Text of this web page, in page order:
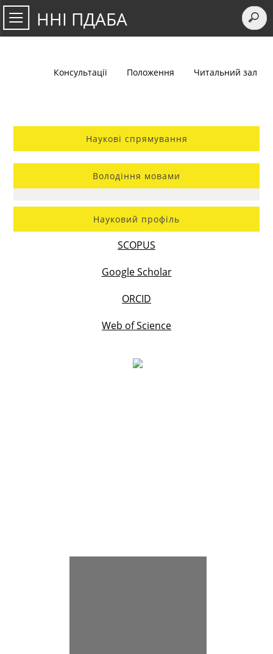
ННІ ПДАБА
Консультації Положення Читальний зал
Наукові спрямування
Володіння мовами
Науковий профіль
SCOPUS
Google Scholar
ORCID
Web of Science